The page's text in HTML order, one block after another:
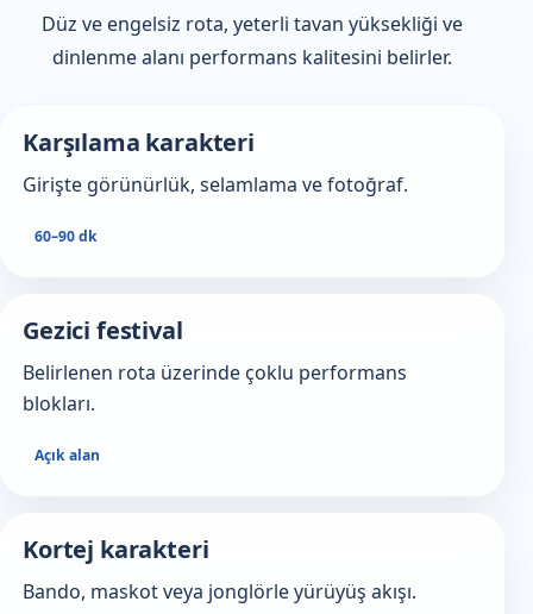
Düz ve engelsiz rota, yeterli tavan yüksekliği ve
dinlenme alanı performans kalitesini belirler.
Karşılama karakteri
Girişte görünürlük, selamlama ve fotoğraf.
60–90 dk
Gezici festival
Belirlenen rota üzerinde çoklu performans
blokları.
Açık alan
Kortej karakteri
Bando, maskot veya jonglörle yürüyüş akışı.